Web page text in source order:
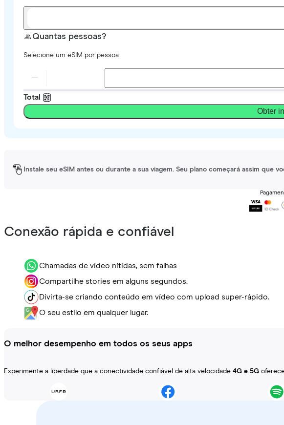
Quantas pessoas?
Selecione um eSIM por pessoa
Total
Obter
Instale seu eSIM antes ou durante a sua viagem. Seu plano começará assim que
Conexão rápida e confiável
Chamadas de vídeo nítidas, sem falhas
Compartilhe stories em alguns segundos.
Divirta-se criando conteúdo em vídeo com upload super-rápido.
O seu estilo em qualquer lugar.
O melhor desempenho em todos os seus apps
Experimente a liberdade que a conectividade confiável de alta velocidade 4G e 5G